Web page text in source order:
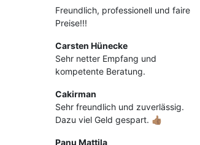
Freundlich, professionell und faire
Preise!!!
Carsten Hünecke
Sehr netter Empfang und
kompetente Beratung.
Cakirman
Sehr freundlich und zuverlässig.
Dazu viel Geld gespart. 👍🏽
Panu Mattila